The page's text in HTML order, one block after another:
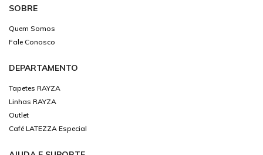
SOBRE
Quem Somos
Fale Conosco
DEPARTAMENTO
Tapetes RAYZA
Linhas RAYZA
Outlet
Café LATEZZA Especial